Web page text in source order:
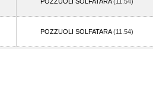
POZZUOLI SOLFATARA(11.54)